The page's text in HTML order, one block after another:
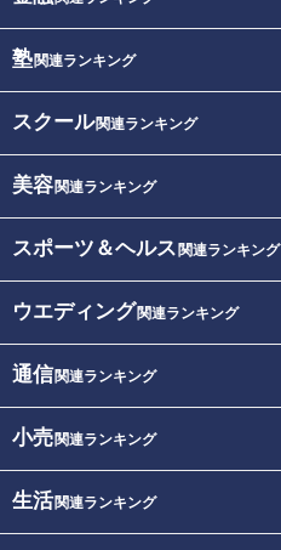
塾関連ランキング
スクール関連ランキング
美容関連ランキング
スポーツ＆ヘルス 関連ランキング
ウエディング関連ランキング
通信関連ランキング
小売関連ランキング
生活関連ランキング